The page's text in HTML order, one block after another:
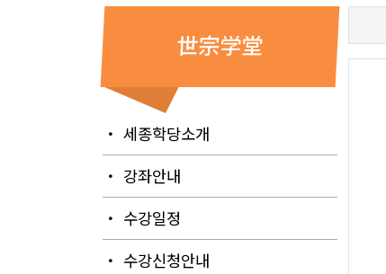
世宗学堂
・ 세종학당소개
・ 강좌안내
・ 수강일정
・ 수강신청안내